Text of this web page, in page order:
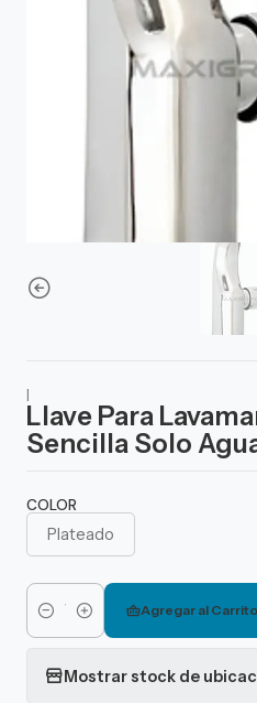
|
Llave Para
Sencilla Solo
COLOR
Plateado
Cantidad
Agregar al Carrito
Mostrar stock de